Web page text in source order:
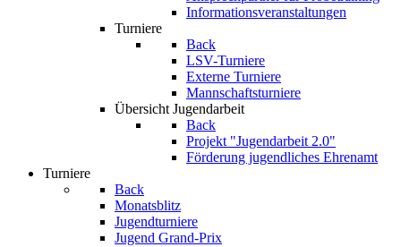
Informationsveranstaltungen
Turniere
Back
LSV-Turniere
Externe Turniere
Mannschaftsturniere
Übersicht Jugendarbeit
Back
Projekt "Jugendarbeit 2.0"
Förderung jugendliches Ehrenamt
Turniere
Back
Monatsblitz
Jugendturniere
Jugend Grand-Prix